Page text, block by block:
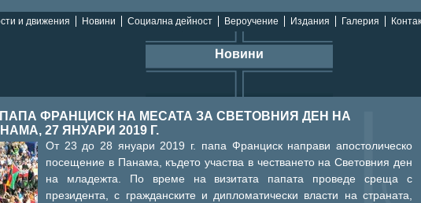
и движения Новини Социална дейност Вероучение Издания Галерия
Новини
ФРАНЦИСК НА МЕСАТА ЗА СВЕТОВНИЯ ДЕН НА
27 ЯНУАРИ 2019 Г.
От 23 до 28 януари 2019 г. папа Франциск направи апостолическо
посещение в Панама, където участва в честването на Световния ден
на младежта. По време на визитата папата проведе среща с
президента, с гражданските и дипломатически власти на страната,